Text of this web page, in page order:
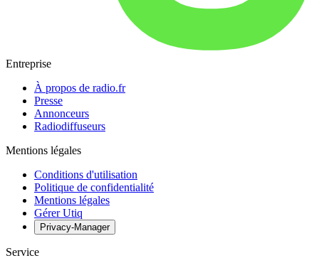
Entreprise
À propos de radio.fr
Presse
Annonceurs
Radiodiffuseurs
Mentions légales
Conditions d'utilisation
Politique de confidentialité
Mentions légales
Gérer Utiq
Privacy-Manager
Service